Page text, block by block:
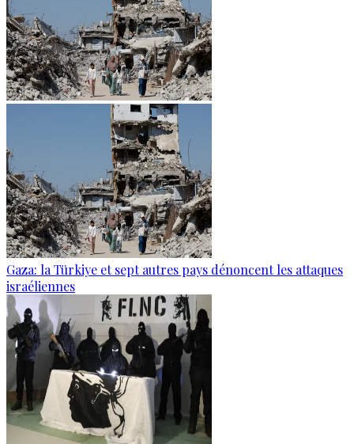
Gaza: la Türkiye et sept autres pays dénoncent les attaques
israéliennes